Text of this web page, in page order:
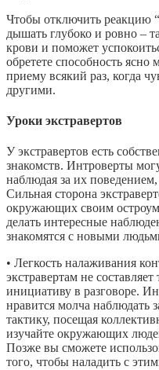
Чтобы отключить реакцию
дышать глубоко и ровно –
крови и поможет
обретете способность
приему всякий раз, когда
другими.
Уроки экстравертов
У экстравертов есть
знакомств. Интроверты
наблюдая за их
Сильная сторона
окружающих своим
делать интересные
знакомятся с новыми
• Легкость налаживания
экстравертам не
инициативу в разговоре.
нравится молча наблюдать
тактику, посещая
изучайте окружающих
Позже вы сможете
того, чтобы наладить с